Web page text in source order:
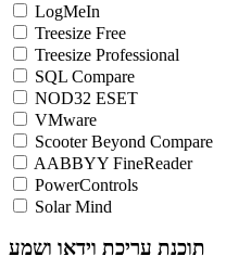
LogMeIn
Treesize Free
Treesize Professional
SQL Compare
NOD32 ESET
VMware
Scooter Beyond Compare
AABBYY FineReader
PowerControls
Solar Mind
תוכנת עריכת וידאו ושמע